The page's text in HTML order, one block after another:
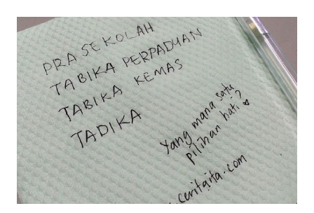
balik keja aku ajak la shah singgah Giant beli barang
sikit...dalam perjalanan dari dalam kereta tu biasalah kan
kami memang akan pimpin anak-anak jalan sampai masuk
dalam... dan kebiasanya bagi anak 4 macam kami ni bahagi-
bahagi lah siapa nak pimpin siapa... dan biasanya aku akan
dukung adik hadi sambil pimpin kakak husna... yang abg
ngah dengan abg long terserah pada shah la pulak.. tapi
kalau ikut anak-anak semua nak ummi pimpin... ajer rebeh
ba...